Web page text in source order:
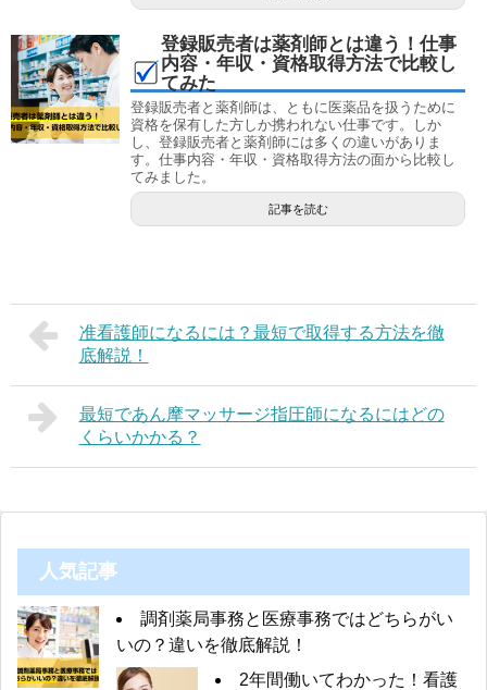
登録販売者は薬剤師とは違う！仕事
内容・年収・資格取得方法で比較し
てみた
登録販売者と薬剤師は、ともに医薬品を扱うために
資格を保有した方しか携われない仕事です。しか
し、登録販売者と薬剤師には多くの違いがありま
す。仕事内容・年収・資格取得方法の面から比較し
てみました。
記事を読む
准看護師になるには？最短で取得する方法を徹
底解説！
最短であん摩マッサージ指圧師になるにはどの
くらいかかる？
人気記事
調剤薬局事務と医療事務ではどちらがい
いの？違いを徹底解説！
2年間働いてわかった！看護